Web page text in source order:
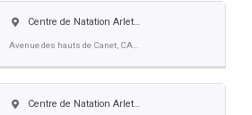
Centre de Natation Arlette Franco
Avenue des hauts de Canet, CANET EN ROUSSILLON
Centre de Natation Arlette Franco